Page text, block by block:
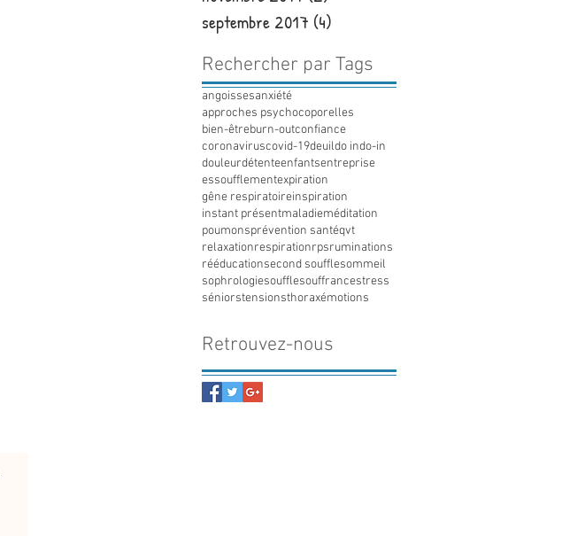
septembre 2017 (4)
Rechercher par Tags
angoissesanxiété
approches psychocoporelles
bien-êtreburn-outconfiance
coronaviruscovid-19deuildo indo-in
douleurdétenteenfantsentreprise
essoufflementexpiration
gêne respiratoireinspiration
instant présentmaladieméditation
poumonsprévention santéqvt
relaxationrespirationrpsruminations
rééducationsecond soufflesommeil
sophrologiesoufflesouffrancestress
séniorstensionsthoraxémotions
Retrouvez-nous